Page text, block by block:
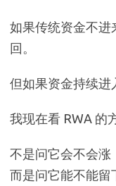
如果传统资金不进
回。
但如果资金持续进
我现在看 RWA 的
不是问它会不会涨
而是问它能不能留